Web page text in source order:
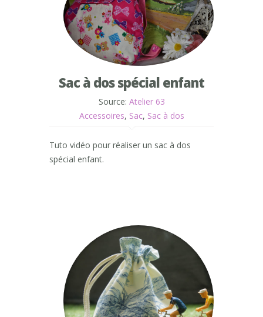
Sac à dos spécial enfant
Source: Atelier 63
Accessoires, Sac, Sac à dos
Tuto vidéo pour réaliser un sac à dos
spécial enfant.